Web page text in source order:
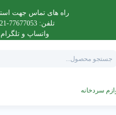
راه های تماس جهت
تلفن: 77677053-021 91691058-021
واتساپ و تلگرام:
search
سردخانه